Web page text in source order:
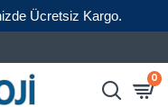
Ücretsiz Kargo.
0